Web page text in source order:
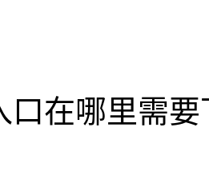
口在哪里需要